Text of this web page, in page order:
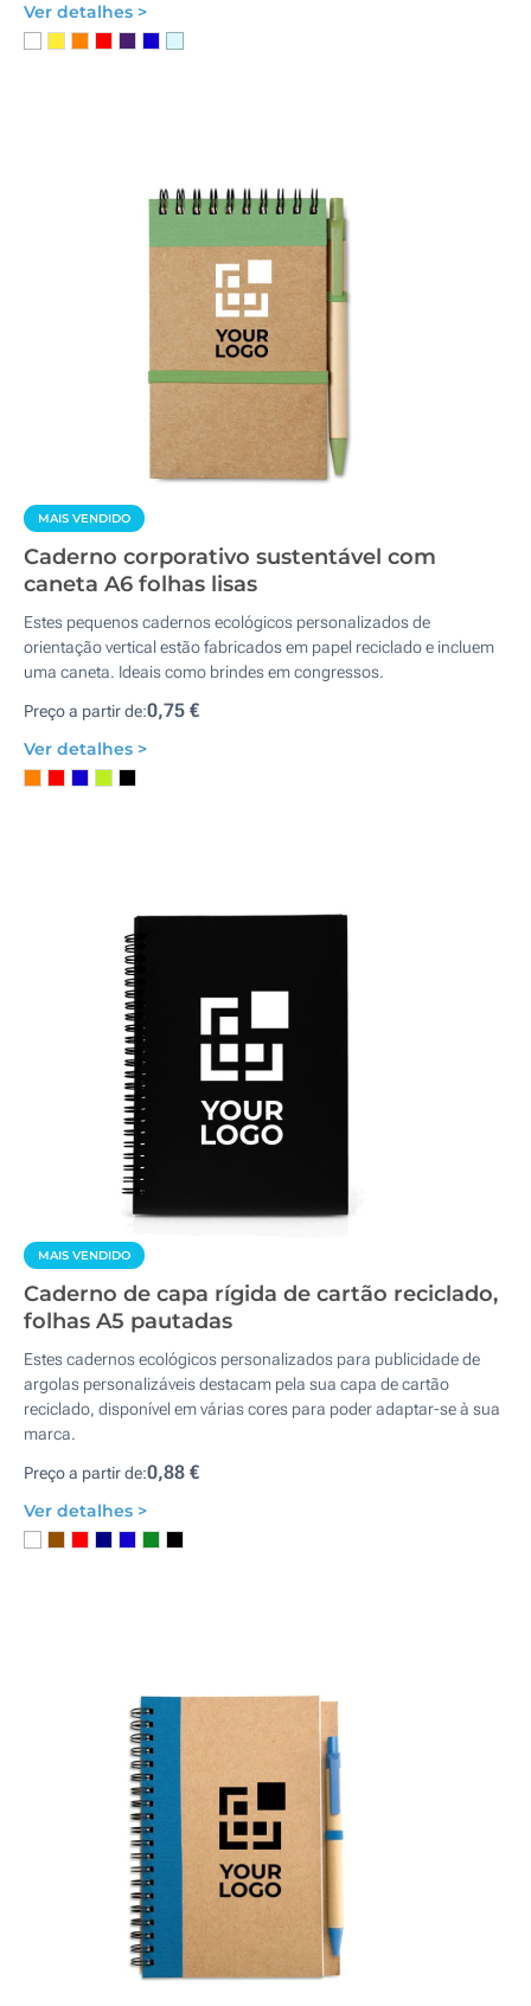
Ver detalhes >
MAIS VENDIDO
Caderno corporativo sustentável com
caneta A6 folhas lisas
Estes pequenos cadernos ecológicos personalizados de
orientação vertical estão fabricados em papel reciclado e incluem
uma caneta. Ideais como brindes em congressos.
Preço a partir de:0,75 €
Ver detalhes >
MAIS VENDIDO
Caderno de capa rígida de cartão reciclado,
folhas A5 pautadas
Estes cadernos ecológicos personalizados para publicidade de
argolas personalizáveis destacam pela sua capa de cartão
reciclado, disponível em várias cores para poder adaptar-se à sua
marca.
Preço a partir de:0,88 €
Ver detalhes >